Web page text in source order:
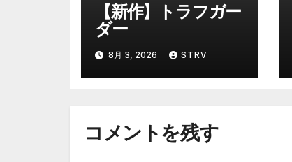
ョ
ン
【新作】トラフガー
ダー
8月 3, 2026 STRV
コメントを残す